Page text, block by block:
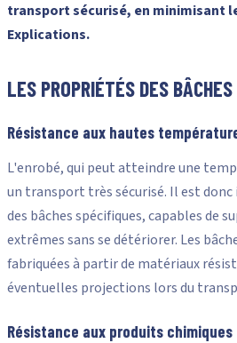
transport sécurisé, en minimisant
Explications.
LES PROPRIÉTÉS DES
Résistance aux hautes
L'enrobé, qui peut atteindre une
un transport très sécurisé. Il est
des bâches spécifiques, capables de
extrêmes sans se détériorer. Les
fabriquées à partir de matériaux
éventuelles projections lors du
Résistance aux produits chimiques